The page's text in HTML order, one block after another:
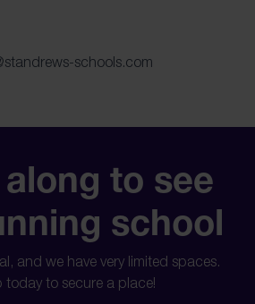
schools.com
to see
school
and we have very limited spaces.
today to secure a place!